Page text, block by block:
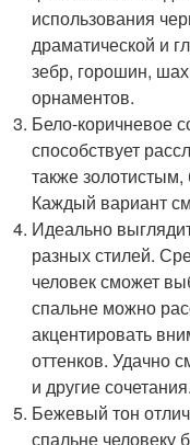
использования
драматической и
зебр, горошин,
орнаментов.
Бело-коричневое
способствует
также
Каждый вариант
Идеально
разных стилей.
человек сможет
спальне можно
акцентировать
оттенков. Удачно
и другие сочетания.
Бежевый тон
спальне человеку